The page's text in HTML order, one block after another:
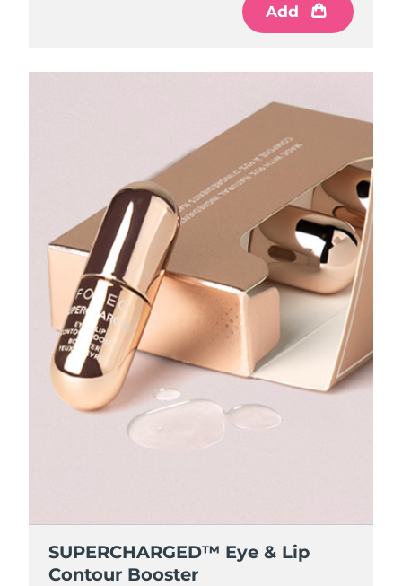
Add
SUPERCHARGED™ Eye & Lip
Contour Booster